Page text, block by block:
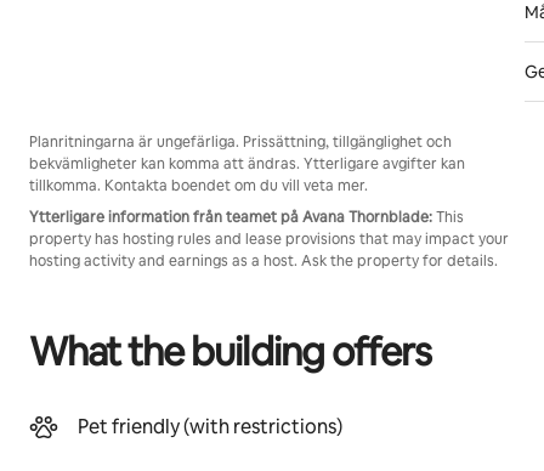
Planritningarna är ungefärliga. Prissättning, tillgänglighet och
bekvämligheter kan komma att ändras. Ytterligare avgifter kan
tillkomma. Kontakta boendet om du vill veta mer.
Ytterligare information från teamet på Avana Thornblade:This
property has hosting rules and lease provisions that may impact your
hosting activity and earnings as a host. Ask the property for details.
What the building offers
Pet friendly (with restrictions)